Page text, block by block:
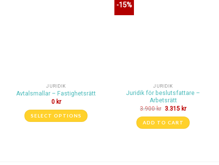
JURIDIK
Avtalsmallar – Fastighetsrätt
0 kr
SELECT OPTIONS
-15%
JURIDIK
Juridik för beslutsfattare –
Arbetsrätt
3.900kr 3.315 kr
ADD TO CART